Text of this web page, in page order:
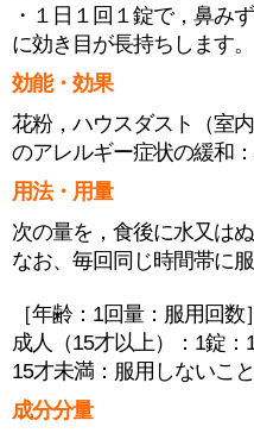
・１日１回１錠で，鼻み
に効き目が長持ちします。
効能・効果
花粉，ハウスダスト（室
のアレルギー症状の緩和
用法・用量
次の量を，食後に水又は
なお、毎回同じ時間帯に
［年齢：1回量：服用回数］
成人（15才以上）：1錠：
15才未満：服用しないこと
成分分量